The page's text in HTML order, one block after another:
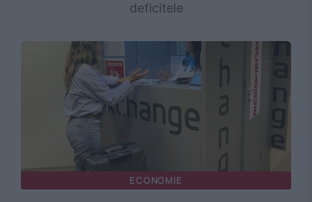
deficitele
ECONOMIE